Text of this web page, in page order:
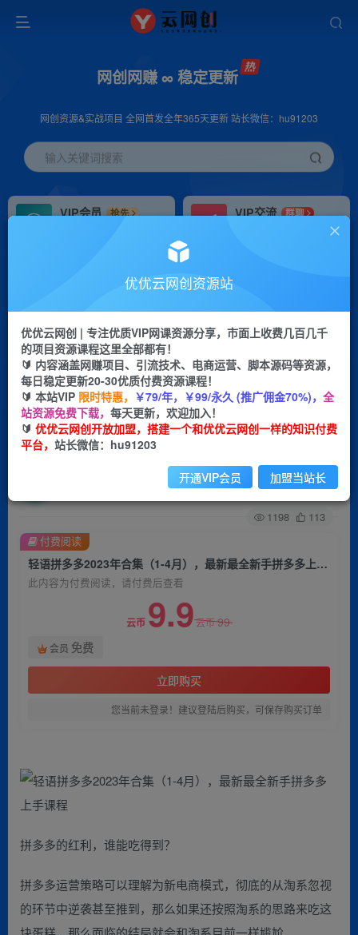
网创网赚 ∞ 稳定更新
网创资源&实战项目 全网首发全年365天更新 站长微信：hu91203
输入关键词搜索
VIP会员
抢先
VIP交流
群聊
研究探讨更多创业项目路子。
会员专属推广链接
挂机 项目
脚本卡密
APP下载
GO
首页 创业课程 会员免费 正文
轻语拼多多2023年合集（1-4月），最新最全新手
拼多多上手课程
关注 私信
1198 113
轻语拼多多2023年合集（1-4月），最新最全新手拼多多上手课程
此内容为付费阅读，请付费后查看
云币 9.9云币99
会员 免费
立即购买
您当前未登录！建议登陆后购买，可保存购买订单
付费阅读
拼多多的红利，谁能吃得到？
拼多多运营策略可以理解为新电商模式，彻底的从淘系忽视
的环节中逆袭甚至推到，那么如果还按照淘系的思路来吃这
优优云网创资源站
优优云网创 | 专注优质VIP网课资源分享，市面上收费几百几千
的项目资源课程这里全部都有！
🔰 内容涵盖网赚项目、引流技术、电商运营、脚本源码等资源，
每日稳定更新20-30优质付费资源课程！
🔰 本站VIP 限时特惠， ￥79/年，￥99/永久 (推广佣金70%)， 全
站资源免费下载， 每天更新，欢迎加入！
🔰 优优云网创开放加盟，搭建一个和优优云网创一样的知识付费
平台， 站长微信：hu91203
开通VIP会员 加盟当站长